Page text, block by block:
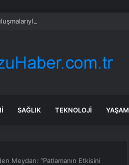
iş imkanı
SAĞLIK TEKNOLOJI YAŞAM
Meydan: “Patlamanın Etkisini